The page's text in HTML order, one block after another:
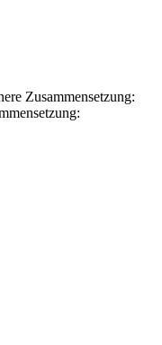
Zusammensetzung: